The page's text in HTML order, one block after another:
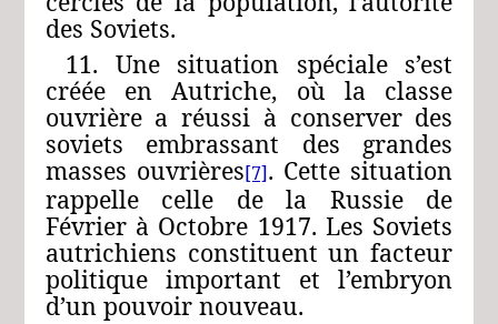
des Soviets.
11. Une situation spéciale s’est
créée en Autriche, où la classe
ouvrière a réussi à conserver des
soviets embrassant des grandes
masses ouvrières[7]. Cette situation
rappelle celle de la Russie de
Février à Octobre 1917. Les Soviets
autrichiens constituent un facteur
politique important et l’embryon
d’un pouvoir nouveau.